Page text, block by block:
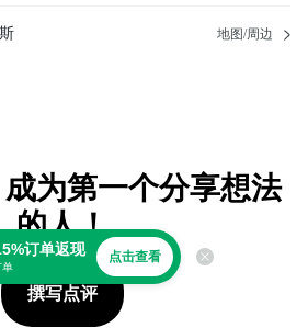
地图/周边
为第一个分享想法
的人！
撰写点评
订单返现
单
点击查看